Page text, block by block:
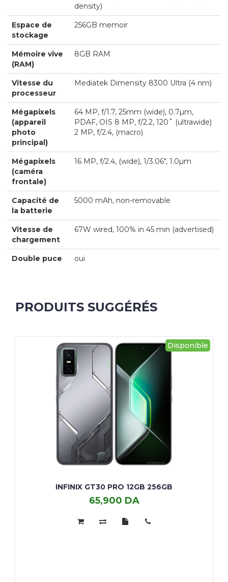
density)
Espace de
stockage
256GB memoir
Mémoire vive
(RAM)
8GB RAM
Vitesse du
processeur
Mediatek Dimensity 8300 Ultra (4 nm)
Mégapixels
(appareil
photo
principal)
64 MP, f/1.7, 25mm (wide), 0.7µm,
PDAF, OIS 8 MP, f/2.2, 120˚ (ultrawide)
2 MP, f/2.4, (macro)
Mégapixels
(caméra
frontale)
16 MP, f/2.4, (wide), 1/3.06", 1.0µm
Capacité de
la batterie
5000 mAh, non-removable
Vitesse de
chargement
67W wired, 100% in 45 min (advertised)
Double puce oui
PRODUITS SUGGÉRÉS
Disponible
INFINIX GT30 PRO 12GB 256GB
65,900 DA
GT30